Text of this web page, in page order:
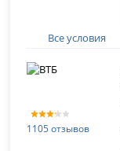
Все условия
1105 отзывов